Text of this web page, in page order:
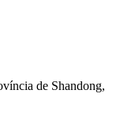
de Shandong,